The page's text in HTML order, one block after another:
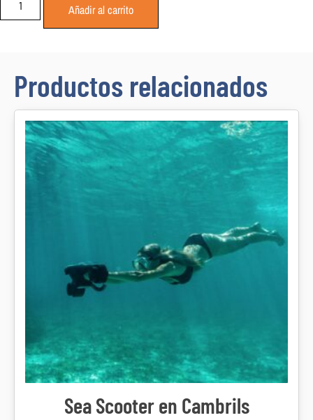
Añadir al carrito
Productos relacionados
Sea Scooter en Cambrils